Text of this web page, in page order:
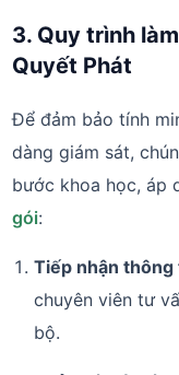
3. Quy trình
Quyết Phát
Để đảm bảo tính
dàng giám sát,
bước khoa học, áp
gói:
Tiếp nhận thông
chuyên viên tư
bộ.